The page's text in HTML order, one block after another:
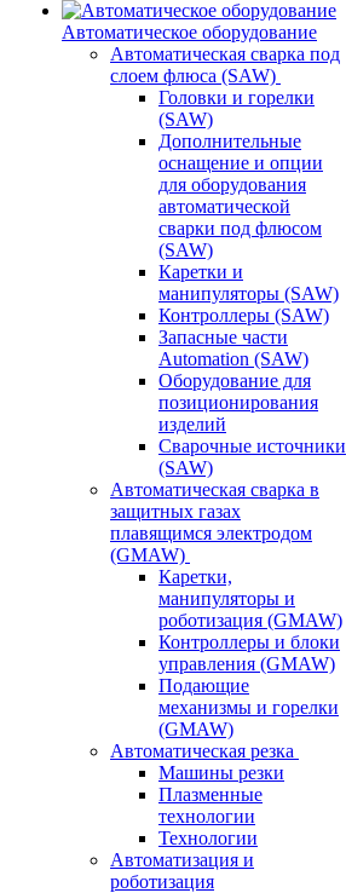
Автоматическое оборудование
Автоматическая сварка под
слоем флюса (SAW)
Головки и горелки
(SAW)
Дополнительные
оснащение и опции
для оборудования
автоматической
сварки под флюсом
(SAW)
Каретки и
манипуляторы (SAW)
Контроллеры (SAW)
Запасные части
Automation (SAW)
Оборудование для
позиционирования
изделий
Сварочные источники
(SAW)
Автоматическая сварка в
защитных газах
плавящимся электродом
(GMAW)
Каретки,
манипуляторы и
роботизация (GMAW)
Контроллеры и блоки
управления (GMAW)
Подающие
механизмы и горелки
(GMAW)
Автоматическая резка
Машины резки
Плазменные
технологии
Технологии
Автоматизация и
роботизация